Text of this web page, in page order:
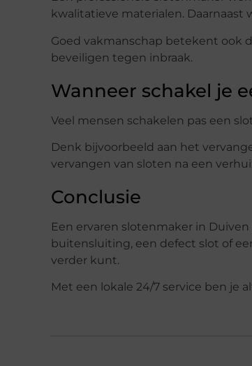
kwalitatieve materialen.
Goed vakmanschap betekent ook
beveiligen tegen inbraak.
Wanneer schakel je
Veel mensen schakelen pas een
Denk bijvoorbeeld aan het
vervangen van sloten na een
Conclusie
Een ervaren slotenmaker in
buitensluiting, een defect slot of
verder kunt.
Met een lokale 24/7 service ben je